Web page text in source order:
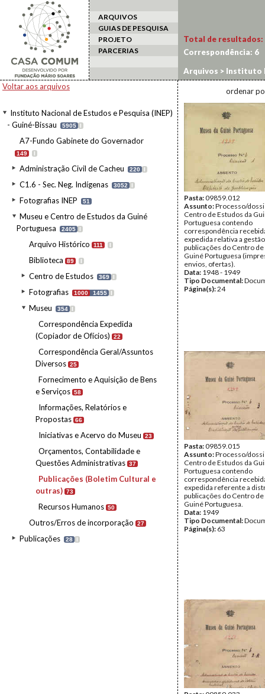
ARQUIVOS
GUIAS DE PESQUISA
PROJETO
PARCERIAS
Voltar aos arquivos
Instituto Nacional de Estudos e Pesquisa (INEP)
- Guiné-Bissau
5905 I
A7-Fundo Gabinete do Governador
149 I
Administração Civil de Cacheu 220 I
C1.6 - Sec. Neg. Indígenas 3052 I
Fotografias INEP 51
Museu e Centro de Estudos da Guiné
Portuguesa
2405 I
Arquivo Histórico 111 I
Biblioteca 89 I
Centro de Estudos 369 I
Fotografias 1000 1455 I
Museu 354 I
Correspondência Expedida
(Copiador de Ofícios)
22
Correspondência Geral/Assuntos
Diversos 25
Fornecimento e Aquisição de Bens
e Serviços 58
Informações, Relatórios e
Propostas 66
Iniciativas e Acervo do Museu 23
Orçamentos, Contabilidade e
Questões Administrativas 37
Publicações (Boletim Cultural e
outras) 73
Recursos Humanos 50
Outros/Erros de incorporação 27
Publicações 28 I
Total de resultados:
Correspondência: 6
Arquivos > Instituto
da Guiné Portuguesa
ordenar
Pasta:09859.012
Assunto:Processo/
Centro de Estudos da
Portuguesa contendo
correspondência
expedida relativa a
publicações do Centro
Guiné Portuguesa
envios, ofertas).
Data: 1948 - 1949
Tipo Documental:
Página(s):24
Pasta:09859.015
Assunto:Processo/
Centro de Estudos da
Portuguesa contendo
correspondência
expedida referente a
publicações do Centro
Guiné Portuguesa.
Data: 1949
Tipo Documental:
Página(s): 63